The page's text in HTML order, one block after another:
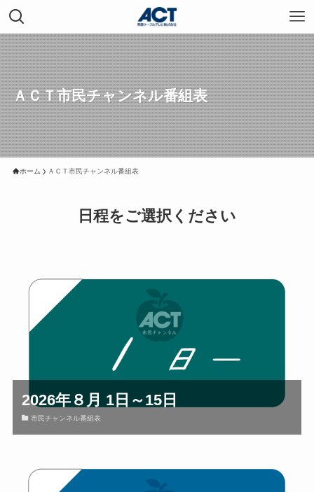
ＡＣＴ市民チャンネル番組表
ホーム ＡＣＴ市民チャンネル番組表
日程をご選択ください
2026年８月 1日～15日
市民チャンネル番組表